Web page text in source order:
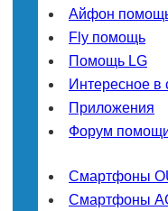
Айфон
Fly помощь
Помощь LG
Интересное в
Приложения
Форум
Смартфоны
Смартфоны